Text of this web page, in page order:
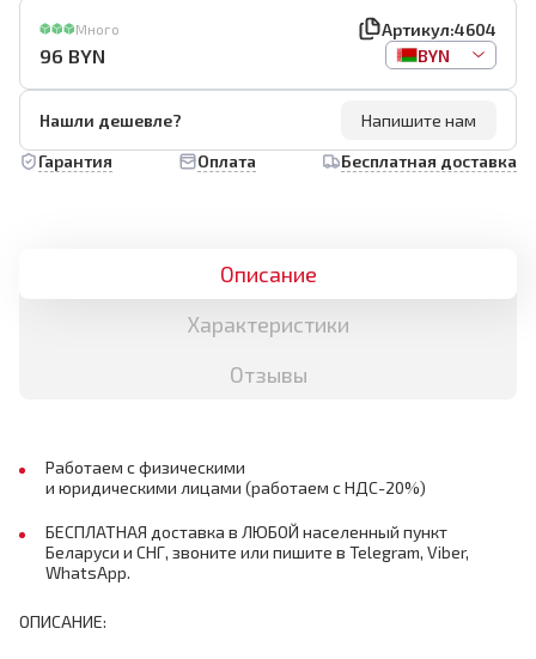
Много Артикул:4604
96 BYN BYN
Нашли дешевле?
Напишите нам
Гарантия
Оплата Бесплатная доставка
Описание
Характеристики
Отзывы
Работаем с физическими
и юридическими лицами (работаем с НДС-20%)
БЕСПЛАТНАЯ доставка в ЛЮБОЙ населенный пункт
Беларуси и СНГ, звоните или пишите в Telegram, Viber,
WhatsApp.
ОПИСАНИЕ: